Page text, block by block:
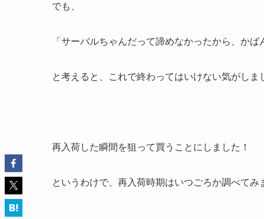
でも、
「サーバルちゃんだって諦めなかったから、かば
と考えると、これで終わってはいけない気がしま
再入荷した瞬間を狙って買うことにしました！
というわけで、再入荷時期はいつごろか調べてみ